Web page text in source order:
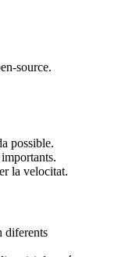
source.
possible.
la velocitat.
diferents